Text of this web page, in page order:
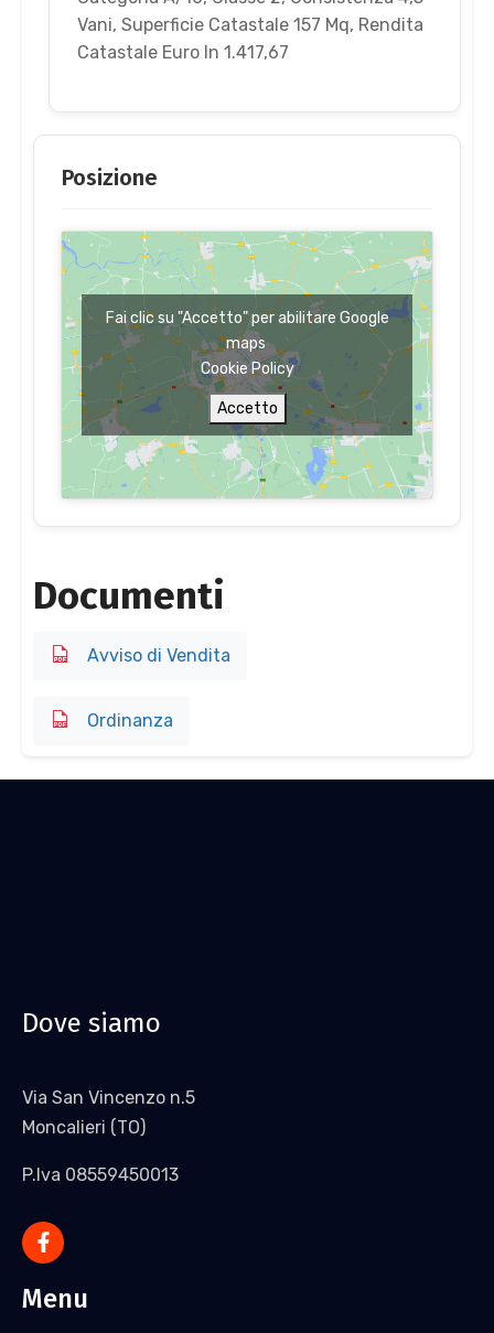
Vani, Superficie Catastale 157 Mq, Rendita
Catastale Euro In 1.417,67
Posizione
Fai clic su "Accetto" per abilitare Google
maps
Cookie Policy
Accetto
Documenti
Avviso di Vendita
Ordinanza
Dove siamo
Via San Vincenzo n.5
Moncalieri (TO)
P.Iva 08559450013
Menu